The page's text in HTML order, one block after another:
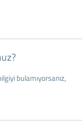
bulamıyorsanız,